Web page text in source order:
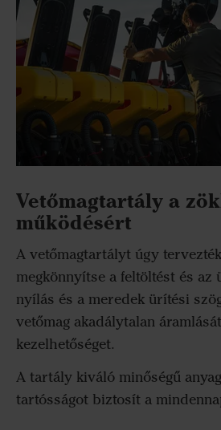
Vetőmagtartály a
működésért
A vetőmagtartályt úgy
megkönnyítse a feltöltést és az
nyílás és a meredek ürítési
vetőmag akadálytalan
kezelhetőséget.
A tartály kiváló minőségű
tartósságot biztosít a